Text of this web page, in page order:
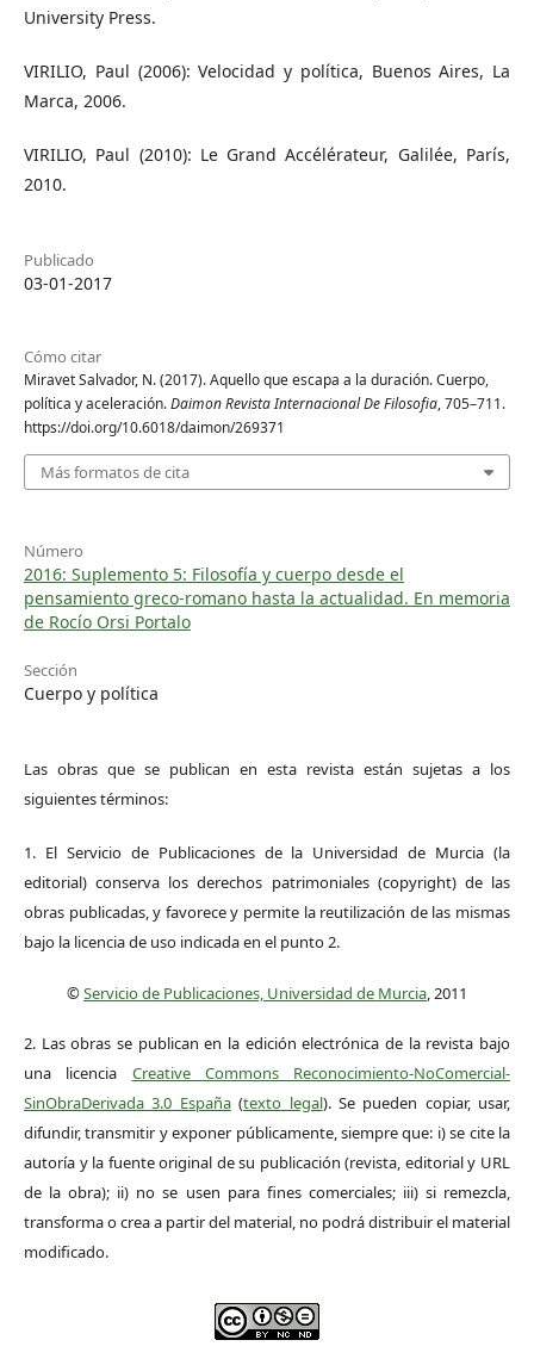
University Press.
VIRILIO, Paul (2006): Velocidad y política, Buenos Aires, La
Marca, 2006.
VIRILIO, Paul (2010): Le Grand Accélérateur, Galilée, París,
2010.
Publicado
03-01-2017
Cómo citar
Miravet Salvador, N. (2017). Aquello que escapa a la duración. Cuerpo,
política y aceleración.Daimon Revista Internacional De Filosofia, 705–711.
https://doi.org/10.6018/daimon/269371
Más formatos de cita
Número
2016: Suplemento 5: Filosofía y cuerpo desde el
pensamiento greco-romano hasta la actualidad. En memoria
de Rocío Orsi Portalo
Sección
Cuerpo y política
Las obras que se publican en esta revista están sujetas a los
siguientes términos:
1. El Servicio de Publicaciones de la Universidad de Murcia (la
editorial) conserva los derechos patrimoniales (copyright) de las
obras publicadas, y favorece y permite la reutilización de las mismas
bajo la licencia de uso indicada en el punto 2.
©Servicio de Publicaciones, Universidad de Murcia, 2011
2. Las obras se publican en la edición electrónica de la revista bajo
una licencia Creative Commons Reconocimiento-NoComercial-
SinObraDerivada 3.0 España(texto legal). Se pueden copiar, usar,
difundir, transmitir y exponer públicamente, siempre que: i) se cite la
autoría y la fuente original de su publicación (revista, editorial y URL
de la obra); ii) no se usen para fines comerciales; iii) si remezcla,
transforma o crea a partir del material, no podrá distribuir el material
modificado.